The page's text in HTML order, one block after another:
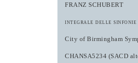
FRANZ SCHUBERT
integrale delle sinfonie
City of Birmingham
CHANSA5234 (SACD